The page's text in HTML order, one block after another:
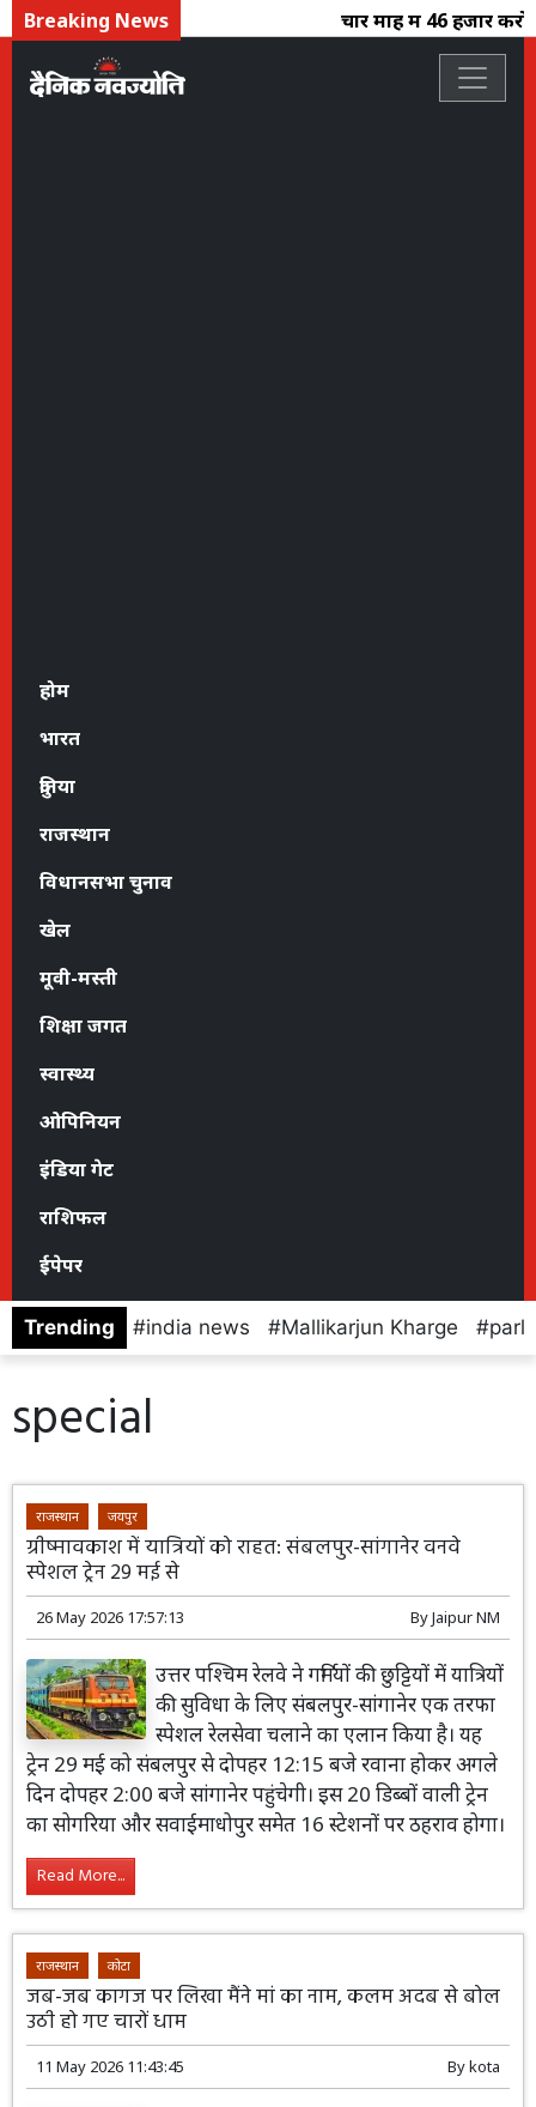
Breaking News चार माह में 46 हजार
होम
भारत
दुनिया
राजस्थान
विधानसभा चुनाव
खेल
मूवी-मस्ती
शिक्षा जगत
स्वास्थ्य
ओपिनियन
इंडिया गेट
राशिफल
ईपेपर
Trending india news Mallikarjun Kharge
special
राजस्थान जयपुर
ग्रीष्मावकाश में यात्रियों को राहत: संबलपुर-सांगानेर वनवे
स्पेशल ट्रेन 29 मई से
26 May 2026 17:57:13 ByJaipur NM
उत्तर पश्चिम रेलवे ने गर्मियों की छुट्टियों में यात्रियों
की सुविधा के लिए संबलपुर-सांगानेर एक तरफा
स्पेशल रेलसेवा चलाने का एलान किया है। यह
ट्रेन 29 मई को संबलपुर से दोपहर 12:15 बजे रवाना होकर अगले
दिन दोपहर 2:00 बजे सांगानेर पहुंचेगी। इस 20 डिब्बों वाली ट्रेन
का सोगरिया और सवाईमाधोपुर समेत 16 स्टेशनों पर ठहराव होगा।
Read More...
राजस्थान कोटा
जब-जब कागज पर लिखा मैंने मां का नाम, कलम अदब से बोल
उठी हो गए चारों धाम
11 May 2026 11:43:45 Bykota